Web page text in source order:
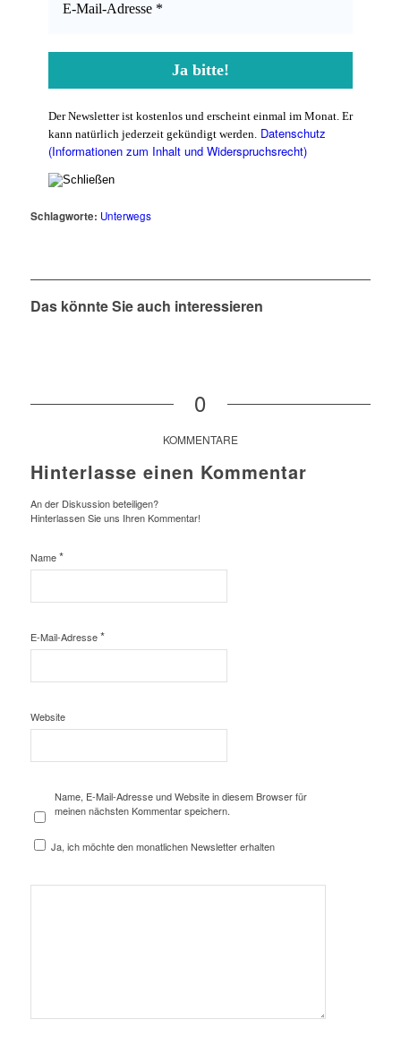
Der Newsletter ist kostenlos und erscheint einmal im Monat. Er
kann natürlich jederzeit gekündigt werden. Datenschutz
(Informationen zum Inhalt und Widerspruchsrecht)
Schlagworte: Unterwegs
Das könnte Sie auch interessieren
0
KOMMENTARE
Hinterlasse einen Kommentar
An der Diskussion beteiligen?
Hinterlassen Sie uns Ihren Kommentar!
Name*
E-Mail-Adresse*
Website
Name, E-Mail-Adresse und Website in diesem Browser für
meinen nächsten Kommentar speichern.
Ja, ich möchte den monatlichen Newsletter erhalten